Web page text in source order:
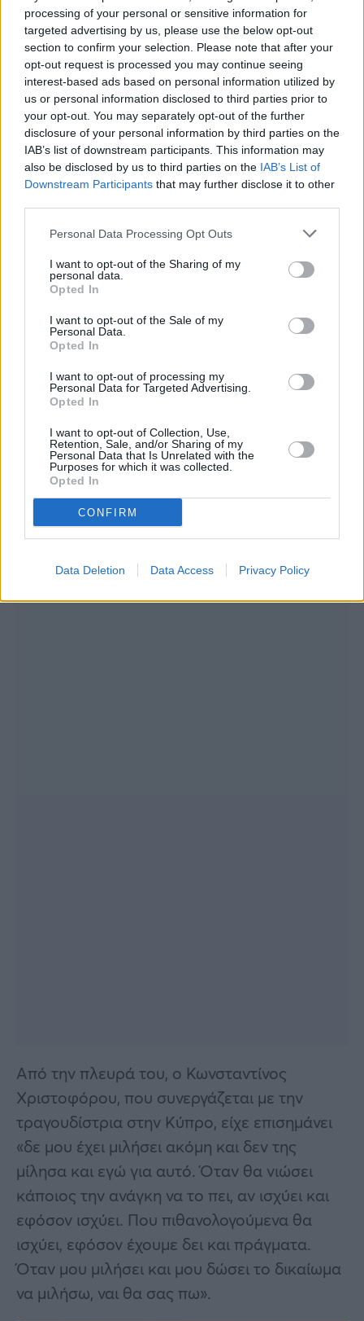
processing of your personal or sensitive information for
targeted advertising by us, please use the below opt-out
section to confirm your selection. Please note that after your
opt-out request is processed you may continue seeing
interest-based ads based on personal information utilized by
us or personal information disclosed to third parties prior to
your opt-out. You may separately opt-out of the further
disclosure of your personal information by third parties on the
IAB’s list of downstream participants. This information may
also be disclosed by us to third parties on the IAB’s List of
Downstream Participants that may further disclose it to other
Personal Data Processing Opt Outs
I want to opt-out of the Sharing of my
personal data.
Opted In
I want to opt-out of the Sale of my
Personal Data.
Opted In
I want to opt-out of processing my
Personal Data for Targeted Advertising.
Opted In
I want to opt-out of Collection, Use,
Retention, Sale, and/or Sharing of my
Personal Data that Is Unrelated with the
Purposes for which it was collected.
Opted In
CONFIRM
Data Deletion Data Access Privacy Policy
Όπως χαρακτηριστικά είχε υπογραμμίσει
«δεν γνωρίζαμε ότι ήταν η Δέσποινα Βανδή
και ο Βασίλης Μπισμπίκης στο μαγαζί μας.
Προφανώς ήρθαν ινκόγκνιτο. Δεν είχαν
άκρη. Ο Βασίλης Μπισμπίκης έρχεται
τακτικά. Ε, έφερε και την Δέσποινα Βανδή.
Τους σέρβιρε ο γιος μου».
Από την πλευρά του, ο Κωνσταντίνος
Χριστοφόρου, που συνεργάζεται με την
τραγουδίστρια στην Κύπρο, είχε επισημάνει
«δε μου έχει μιλήσει ακόμη και δεν της
μίλησα και εγώ για αυτό. Όταν θα νιώσει
κάποιος την ανάγκη να το πει, αν ισχύει και
εφόσον ισχύει. Που πιθανολογούμενα θα
ισχύει, εφόσον έχουμε δει και πράγματα.
Όταν μου μιλήσει και μου δώσει το δικαίωμα
να μιλήσω, ναι θα σας πω».